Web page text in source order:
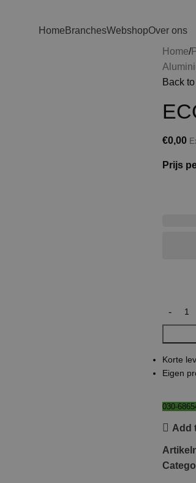
Home BranchesWebshopOver ons
Home
Back
€0,00
Prijs
Korte
Eigen
030-
Add